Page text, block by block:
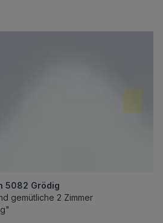
5082 Grödig
gemütliche 2 Zimmer